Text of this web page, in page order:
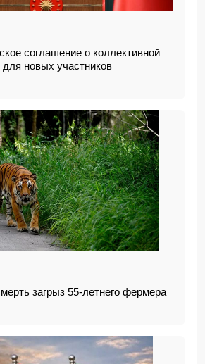
соглашение о коллективной
новых участников
загрыз 55-летнего фермера